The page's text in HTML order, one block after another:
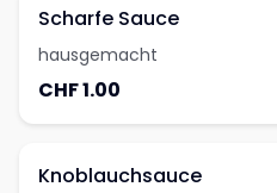
Scharfe Sauce
hausgemacht
CHF 1.00
Knoblauchsauce